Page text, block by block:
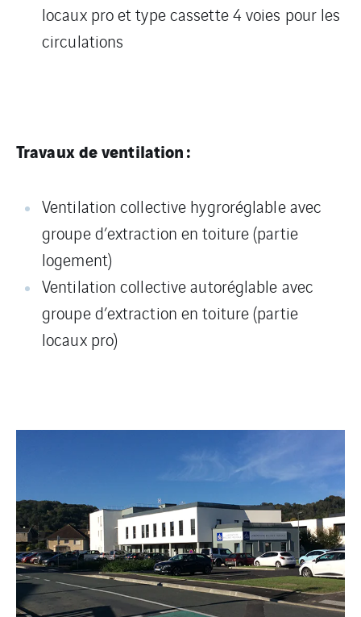
locaux pro et type cassette 4 voies pour les
circulations
Travaux de ventilation :
Ventilation collective hygroréglable avec
groupe d’extraction en toiture (partie
logement)
Ventilation collective autoréglable avec
groupe d’extraction en toiture (partie
locaux pro)